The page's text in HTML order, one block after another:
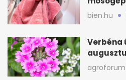
lesz a
bien.hu
Verbéna
még idén